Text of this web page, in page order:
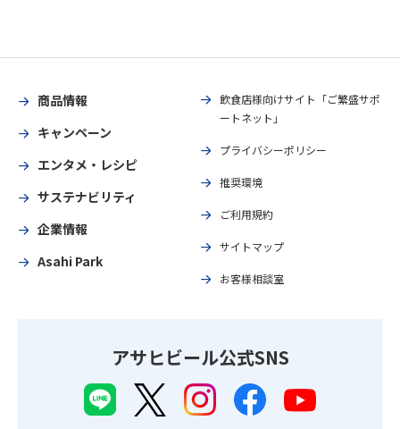
商品情報
キャンペーン
エンタメ・レシピ
サステナビリティ
企業情報
Asahi Park
飲食店様向けサイト「ご繁盛サポ
ートネット」
プライバシーポリシー
推奨環境
ご利用規約
サイトマップ
お客様相談室
アサヒビール公式SNS